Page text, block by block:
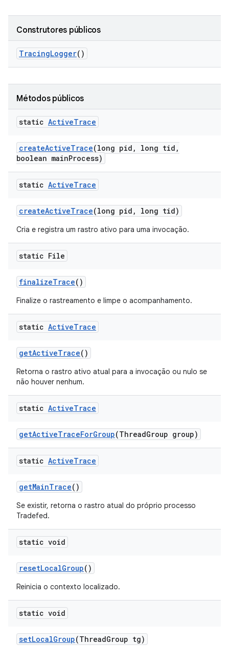
Construtores públicos
TracingLogger()
Métodos públicos
static ActiveTrace
createActiveTrace(long pid , long tid ,
boolean mainProcess)
static ActiveTrace
createActiveTrace(long pid , long tid)
Cria e registra um rastro ativo para uma invocação.
static File
finalizeTrace()
Finalize o rastreamento e limpe o acompanhamento.
static ActiveTrace
getActiveTrace()
Retorna o rastro ativo atual para a invocação ou nulo se
não houver nenhum.
static ActiveTrace
getActiveTraceForGroup(ThreadGroup group)
static ActiveTrace
getMainTrace()
Se existir, retorna o rastro atual do próprio processo
Tradefed.
static void
resetLocalGroup()
Reinicia o contexto localizado.
static void
setLocalGroup(ThreadGroup tg)